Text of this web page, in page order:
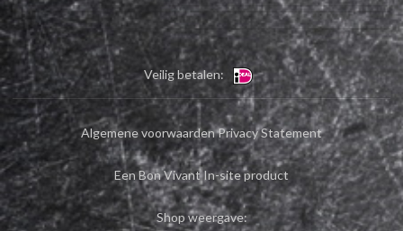
Veilig betalen:
Algemene voorwaardenPrivacy Statement
Een Bon Vivant In-site product
Shop weergave: